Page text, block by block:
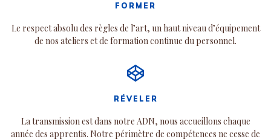
FORMER
Le respect absolu des règles de l’art, un haut niveau d’équipement
de nos ateliers et de formation continue du personnel.
RÉVELER
La transmission est dans notre ADN, nous accueillons chaque
année des apprentis. Notre périmètre de compétences ne cesse de